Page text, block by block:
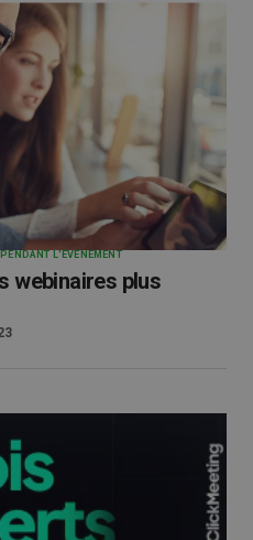
PENDANT L'ÉVÉNEMENT
webinaires plus